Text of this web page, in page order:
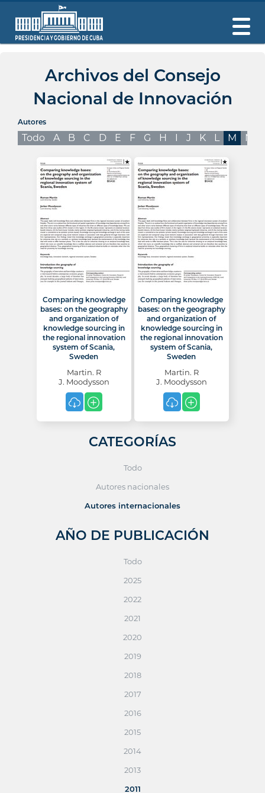
Archivos del Consejo
Nacional de Innovación
Autores
Todo A B C D E F G H I J K L M N
Comparing knowledge
bases: on the geography
and organization of
knowledge sourcing in
the regional innovation
system of Scania,
Sweden
Martin. R
J. Moodysson
Comparing knowledge
bases: on the geography
and organization of
knowledge sourcing in
the regional innovation
system of Scania,
Sweden
Martin. R
J. Moodysson
CATEGORÍAS
Todo
Autores nacionales
Autores internacionales
AÑO DE PUBLICACIÓN
Todo
2025
2022
2021
2020
2019
2018
2017
2016
2015
2014
2013
2011